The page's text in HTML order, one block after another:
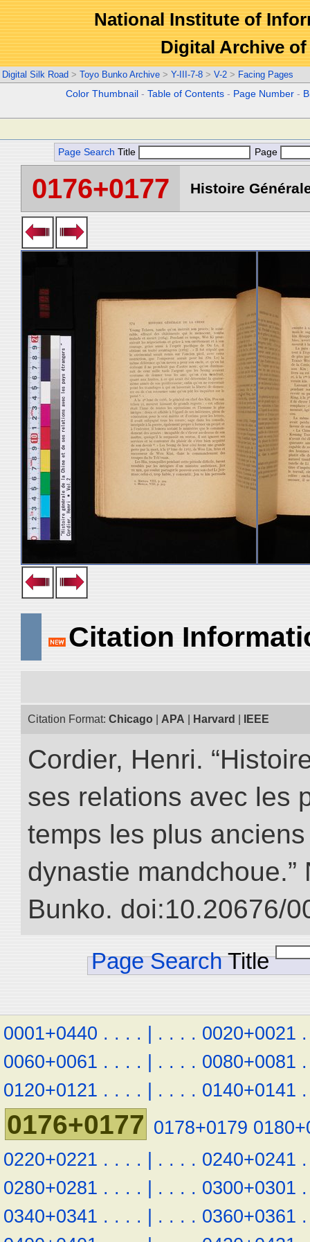
National Institute of
Digital Archive
Digital Silk Road > Toyo Bunko Archive > Y-III-7-8 > V-2 > Facing Pages
Color Thumbnail -Table of Contents - Page Number -
Page Search Title Page
0176+0177 Histoire
Citation
Citation Format: Chicago APA Harvard IEEE
Cordier, Henri.
ses relations avec les
temps les plus
dynastie mandchoue.”
Bunko. doi:10.20676/
Page Search Title
0001+0440 . . . . | . . . . 0020+0021 .
0060+0061 . . . . | . . . . 0080+0081 .
0120+0121 . . . . | . . . . 0140+0141 .
0176+0177 0178+0179
0220+0221 . . . . | . . . . 0240+0241 .
0280+0281 . . . . | . . . . 0300+0301 .
0340+0341 . . . . | . . . . 0360+0361 .